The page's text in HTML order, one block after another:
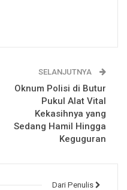
SELANJUTNYA
Oknum Polisi di Butur
Pukul Alat Vital
Kekasihnya yang
Sedang Hamil Hingga
Keguguran
Dari Penulis